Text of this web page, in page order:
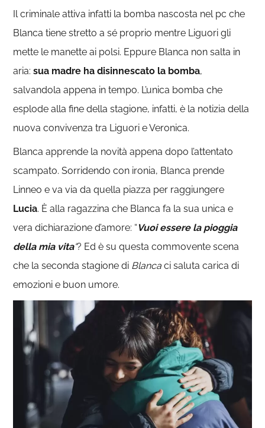
Il criminale attiva infatti la bomba nascosta nel pc che
Blanca tiene stretto a sé proprio mentre Liguori gli
mette le manette ai polsi. Eppure Blanca non salta in
aria:sua madre ha disinnescato la bomba,
salvandola appena in tempo. L’unica bomba che
esplode alla fine della stagione, infatti, è la notizia della
nuova convivenza tra Liguori e Veronica.
Blanca apprende la novità appena dopo l’attentato
scampato. Sorridendo con ironia, Blanca prende
Linneo e va via da quella piazza per raggiungere
Lucia. È alla ragazzina che Blanca fa la sua unica e
vera dichiarazione d’amore: “ Vuoi essere la pioggia
della mia vita“? Ed è su questa commovente scena
che la seconda stagione di Blancaci saluta carica di
emozioni e buon umore.